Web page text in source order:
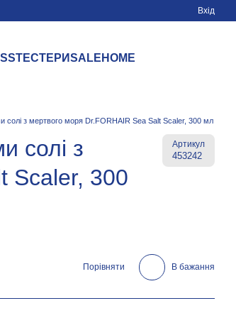
Вхід
ТЕСТЕРИSALE HOME
солі з мертвого моря Dr.FORHAIR Sea Salt Scaler, 300 мл
солі з
Scaler, 300
Артикул
453242
Порівняти В бажання